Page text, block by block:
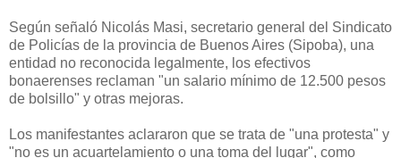
Según señaló Nicolás Masi, secretario general del Sindicato
de Policías de la provincia de Buenos Aires (Sipoba), una
entidad no reconocida legalmente, los efectivos
bonaerenses reclaman "un salario mínimo de 12.500 pesos
de bolsillo" y otras mejoras.
Los manifestantes aclararon que se trata de "una protesta" y
"no es un acuartelamiento o una toma del lugar", como